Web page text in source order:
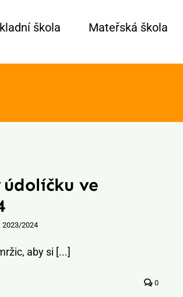
škola Mateřská škola
ve
2023/2024
aby si [...]
0